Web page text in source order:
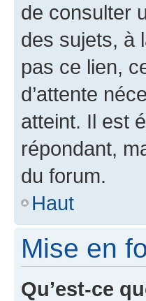
de consulter
des sujets, à
pas ce lien,
d’attente
atteint. Il est
répondant,
du forum.
Haut
Mise en
Qu’est-ce